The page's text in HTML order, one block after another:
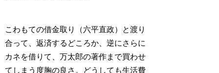
こわもての借金取り（六平直政）と渡り
合って、返済するどころか、逆にさらに
カネを借りて、万太郎の著作まで買わせ
てしまう度胸の良さ。どうしても生活費